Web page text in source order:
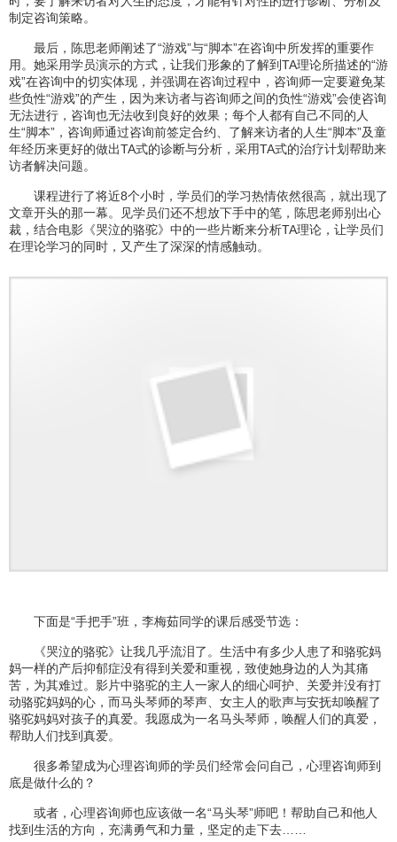
制定咨询策略。
最后，陈思老师阐述了“游戏”与“脚本”在咨询中所发挥的重要作
用。她采用学员演示的方式，让我们形象的了解到TA理论所描述的“游
戏”在咨询中的切实体现，并强调在咨询过程中，咨询师一定要避免某
些负性“游戏”的产生，因为来访者与咨询师之间的负性“游戏”会使咨询
无法进行，咨询也无法收到良好的效果；每个人都有自己不同的人
生“脚本”，咨询师通过咨询前签定合约、了解来访者的人生“脚本”及童
年经历来更好的做出TA式的诊断与分析，采用TA式的治疗计划帮助来
访者解决问题。
课程进行了将近8个小时，学员们的学习热情依然很高，就出现了
文章开头的那一幕。见学员们还不想放下手中的笔，陈思老师别出心
裁，结合电影《哭泣的骆驼》中的一些片断来分析TA理论，让学员们
在理论学习的同时，又产生了深深的情感触动。
下面是“手把手”班，李梅茹同学的课后感受节选：
《哭泣的骆驼》让我几乎流泪了。生活中有多少人患了和骆驼妈
妈一样的产后抑郁症没有得到关爱和重视，致使她身边的人为其痛
苦，为其难过。影片中骆驼的主人一家人的细心呵护、关爱并没有打
动骆驼妈妈的心，而马头琴师的琴声、女主人的歌声与安抚却唤醒了
骆驼妈妈对孩子的真爱。我愿成为一名马头琴师，唤醒人们的真爱，
帮助人们找到真爱。
很多希望成为心理咨询师的学员们经常会问自己，心理咨询师到
底是做什么的？
或者，心理咨询师也应该做一名“马头琴”师吧！帮助自己和他人
找到生活的方向，充满勇气和力量，坚定的走下去……